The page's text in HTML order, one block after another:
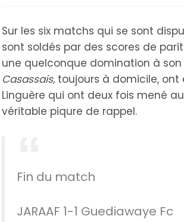
Sur les six matchs qui se sont
sont soldés par des scores de
une quelconque domination à son
Casassais, toujours à domicile,
Linguère qui ont deux fois mené
véritable piqure de rappel.
Fin du match
JARAAF 1-1 Guediawaye Fc